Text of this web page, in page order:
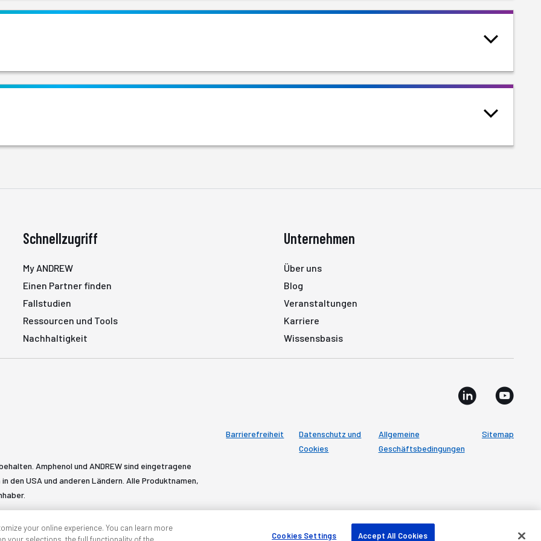
Schnellzugriff
My ANDREW
Einen Partner finden
Fallstudien
Ressourcen und Tools
Nachhaltigkeit
Unternehmen
Über uns
Blog
Veranstaltungen
Karriere
Wissensbasis
Amphenol und ANDREW sind eingetragene
den USA und anderen Ländern. Alle Produktnamen,
Barrierefreiheit
Datenschutz und
Cookies
Allgemeine
Geschäftsbedingungen
Sitemap
your online experience. You can learn more
Cookies Settings Accept All Cookies